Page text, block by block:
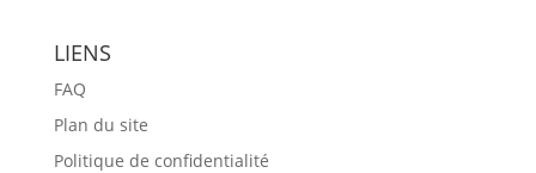
LIENS
FAQ
Plan du site
Politique de confidentialité